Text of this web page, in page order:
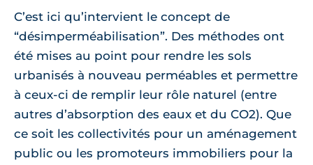
C’est ici qu’intervient le concept de
“désimperméabilisation”. Des méthodes ont
été mises au point pour rendre les sols
urbanisés à nouveau perméables et permettre
à ceux-ci de remplir leur rôle naturel (entre
autres d’absorption des eaux et du CO2). Que
ce soit les collectivités pour un aménagement
public ou les promoteurs immobiliers pour la